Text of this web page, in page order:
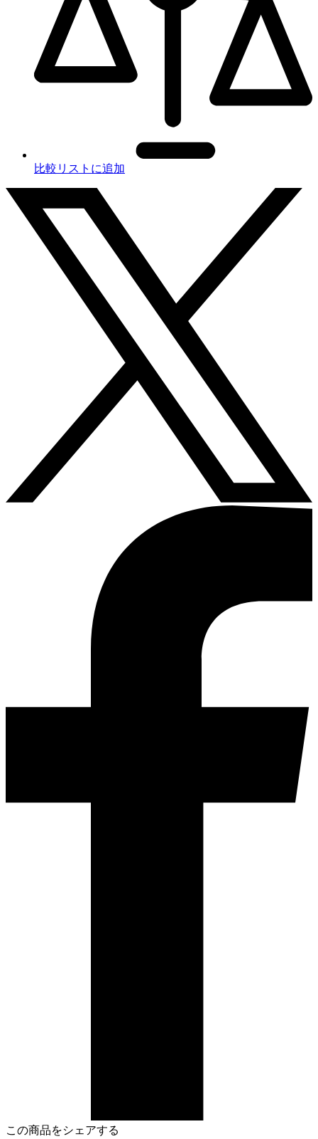
比較リストに追加
この商品をシェアする